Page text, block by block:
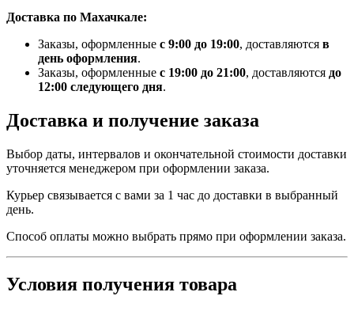
Доставка по Махачкале:
Заказы, оформленные с 9:00 до 19:00, доставляются в
день оформления.
Заказы, оформленные с 19:00 до 21:00, доставляются до
12:00 следующего дня.
Доставка и получение заказа
Выбор даты, интервалов и окончательной стоимости доставки
уточняется менеджером при оформлении заказа.
Курьер связывается с вами за 1 час до доставки в выбранный
день.
Способ оплаты можно выбрать прямо при оформлении заказа.
Условия получения товара